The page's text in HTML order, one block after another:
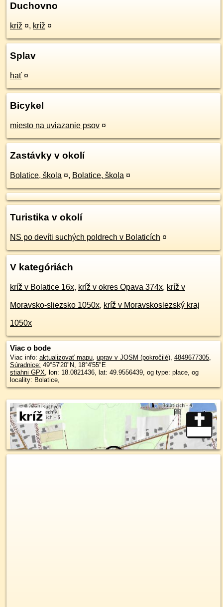
Duchovno
kríž ¤, kríž ¤
Splav
hať ¤
Bicykel
miesto na uviazanie psov ¤
Zastávky v okolí
Bolatice, škola ¤, Bolatice, škola ¤
Turistika v okolí
NS po devíti suchých poldrech v Bolaticích ¤
V kategóriách
kríž v Bolatice 16x, kríž v okres Opava 374x, kríž v
Moravsko-sliezsko 1050x, kríž v Moravskoslezský kraj
1050x
Viac o bode
Viac info: aktualizovať mapu, uprav v JOSM (pokročilé), 4849677305,
Súradnice: 49°57'20"N, 18°4'55"E
stiahni GPX, lon: 18.0821436, lat: 49.9556439, og type: place, og
locality: Bolatice,